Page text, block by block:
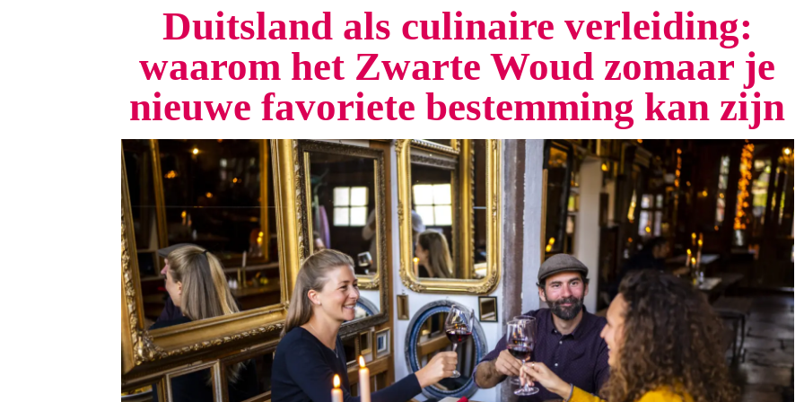
Duitsland als culinaire verleiding:
waarom het Zwarte Woud zomaar je
nieuwe favoriete bestemming kan zijn